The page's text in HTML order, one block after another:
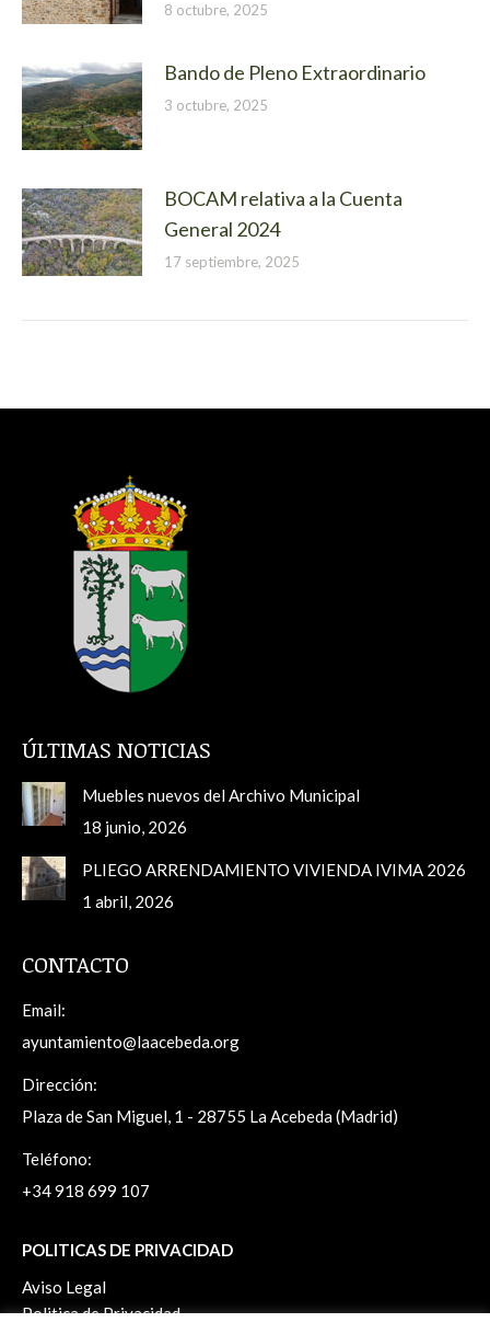
8 octubre, 2025
Bando de Pleno Extraordinario
3 octubre, 2025
BOCAM relativa a la Cuenta
General 2024
17 septiembre, 2025
ÚLTIMAS NOTICIAS
Muebles nuevos del Archivo Municipal
18 junio, 2026
PLIEGO ARRENDAMIENTO VIVIENDA IVIMA 2026
1 abril, 2026
CONTACTO
Email:
ayuntamiento@laacebeda.org
Dirección:
Plaza de San Miguel, 1 - 28755 La Acebeda (Madrid)
Teléfono:
+34 918 699 107
POLITICAS DE PRIVACIDAD
Aviso Legal
Politica de Privacidad